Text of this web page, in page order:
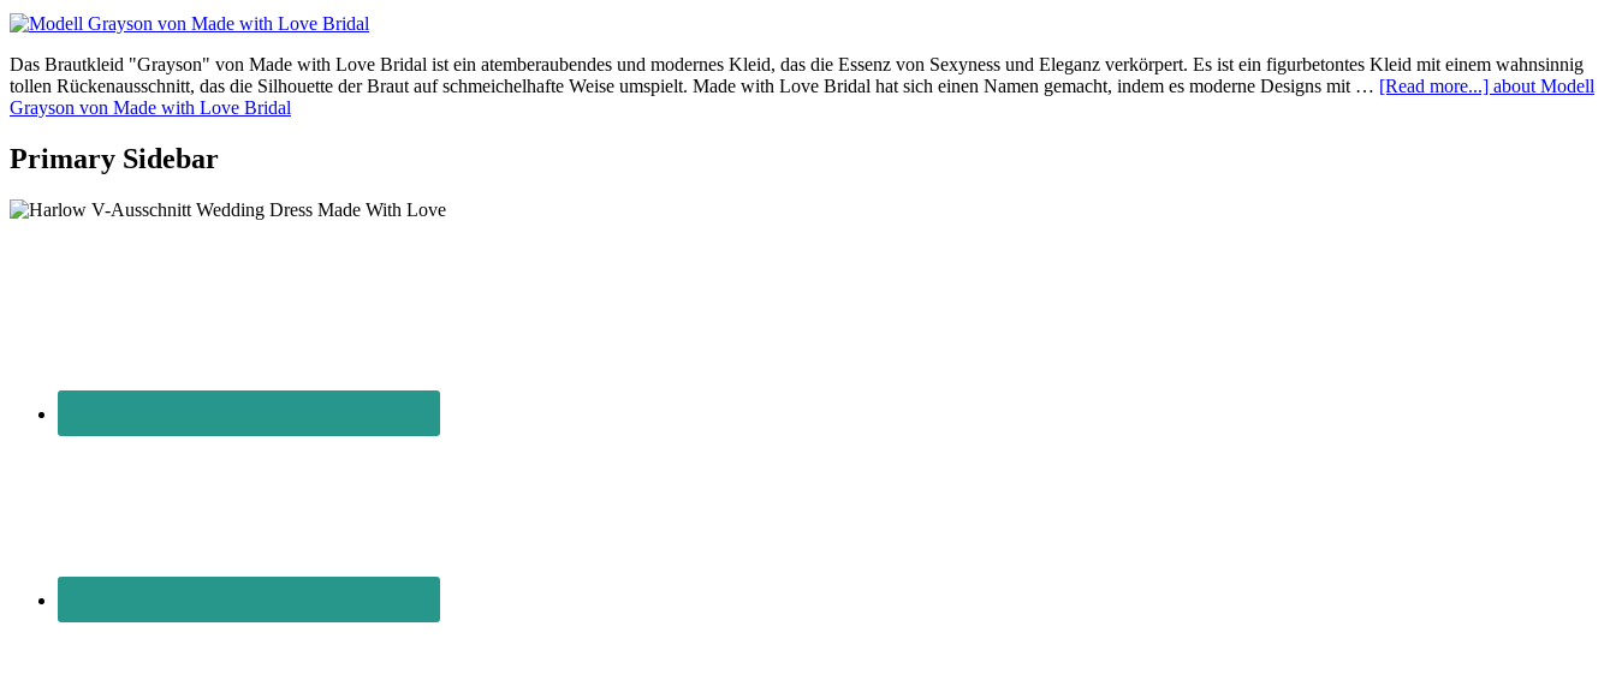
Das Brautkleid "Grayson" von Made with Love Bridal ist ein atemberaubendes und modernes Kleid, das die Essenz von Sexyness und Eleganz verkörpert. Es ist ein figurbetontes Kleid mit einem wahnsinnig
tollen Rückenausschnitt, das die Silhouette der Braut auf schmeichelhafte Weise umspielt. Made with Love Bridal hat sich einen Namen gemacht, indem es moderne Designs mit … [Read more...] about Modell
Grayson von Made with Love Bridal
Primary Sidebar